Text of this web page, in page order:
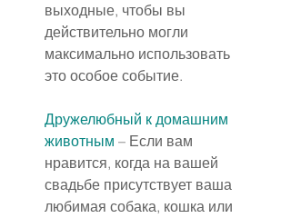
выходные, чтобы вы
действительно могли
максимально использовать
это особое событие.
Дружелюбный к домашним
животным – Если вам
нравится, когда на вашей
свадьбе присутствует ваша
любимая собака, кошка или